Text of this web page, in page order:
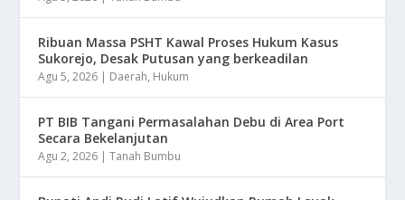
Ribuan Massa PSHT Kawal Proses Hukum Kasus
Sukorejo, Desak Putusan yang berkeadilan
Agu 5, 2026 | Daerah, Hukum
PT BIB Tangani Permasalahan Debu di Area Port
Secara Bekelanjutan
Agu 2, 2026 |Tanah Bumbu